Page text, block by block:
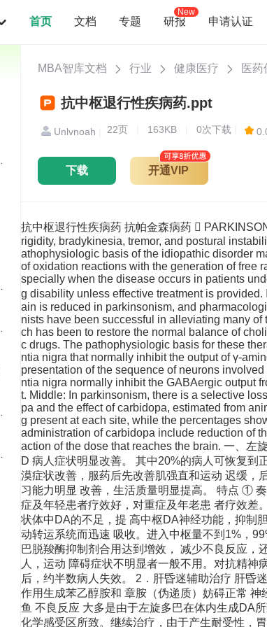
首页 文档 专题 研报
New
申请认证
MBA智库文档 行业 健康医疗 医药
抗中枢退行性疾病药.ppt
Unlvnoah 22页 163KB 0次下载
下载 开通VIP
抗中枢退行性疾病药 抗帕金森病药 
rigidity, bradykinesia, tremor, and postural
athophysiologic basis of the idiopathic disorder
of oxidation reactions with the generation of free
specially when the disease occurs in patients
g disability unless effective treatment is
ain is reduced in parkinsonism, and
nists have been successful in alleviating many
ch has been to restore the normal balance of
c drugs. The pathophysiologic basis for these
ntia nigra that normally inhibit the output of γ-
presentation of the sequence of neurons
ntia nigra normally inhibit the GABAergic output
t. Middle: In parkinsonism, there is a selective
pa and the effect of carbidopa, estimated from
g present at each site, while the percentages
administration of carbidopa include reduction of
action of the dose that reaches the brain. 一、左
D 病人症状明显改善。 其中20%的病人可恢复到
漠症状改善，服药后先改善肌强直和运动 迟缓，
习能力明显 改善，生活质量明显提高。 特点 ①
症及年轻患者疗效好，对重症及年老患 者疗效差
状体中DA的不足，提 高中枢DA神经功能，抑制
动转运系统而迅速 吸收。进入中枢量不到1%，
巴脱羧酶抑制剂合用达到增效， 减少不良反应，
人，运动 障碍症状不明显者一般不用。对抗精
后，约半数病人失效。 2．肝昏迷辅助治疗 肝昏
作用生成苯乙醇胺和 章胺（伪递质）妨碍正常
鱼 不良反应 大多是由于左旋多巴在体内生成DA
化学感受区所致。继续治疗，由于产生耐受性，